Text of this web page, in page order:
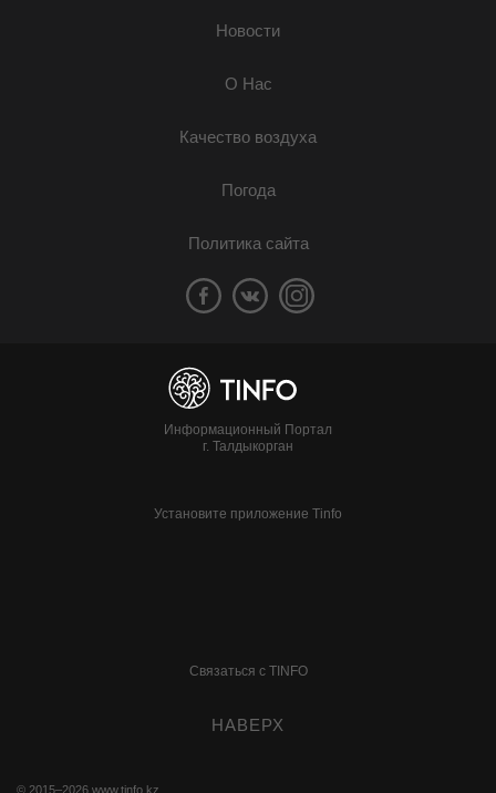
Новости
О Нас
Качество воздуха
Погода
Политика сайта
Информационный Портал
г. Талдыкорган
Установите приложение Tinfo
Связаться с TINFO
НАВЕРХ
© 2015–2026 www.tinfo.kz